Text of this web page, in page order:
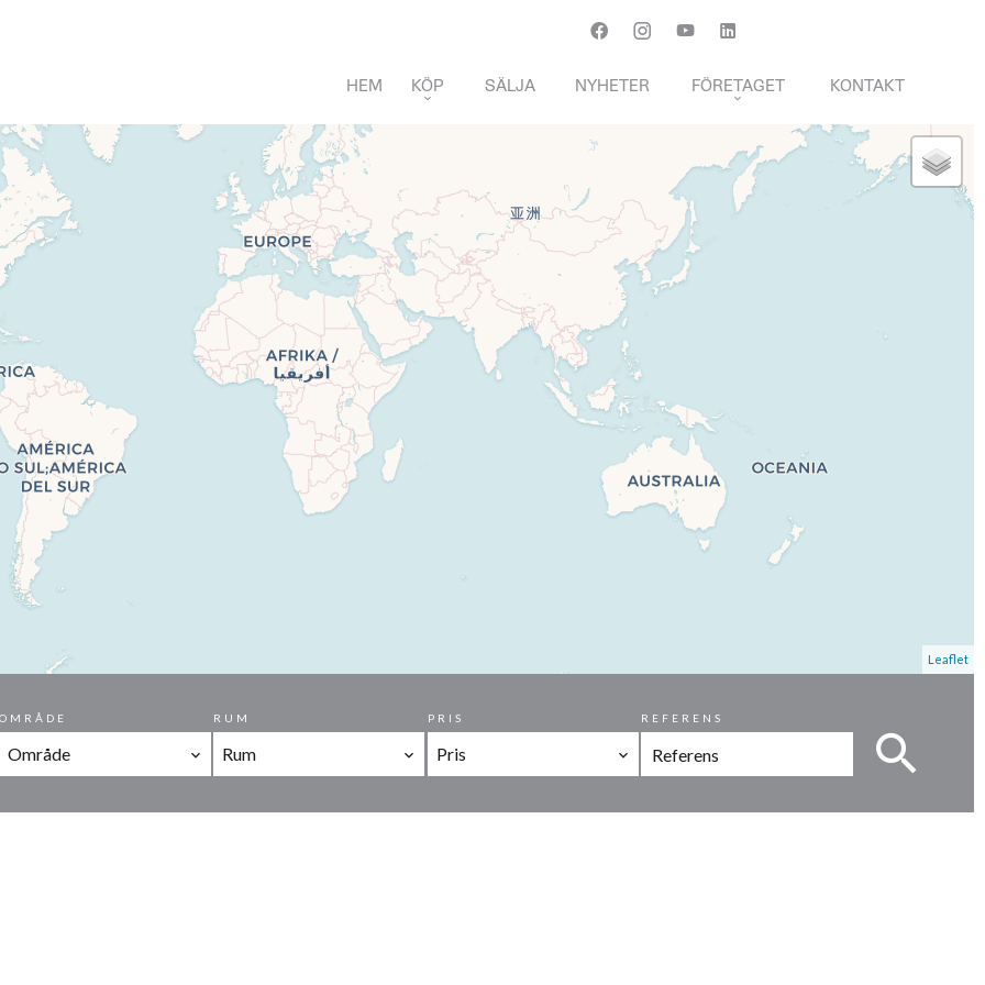
HEM KÖP
NYPRODUKTIONER
SÄLJA NYHETER FÖRETAGET
MÄKLARARVODE
KONTAKT
Leaflet
OMRÅDE
Område
RUM
Rum
PRIS
Pris
REFERENS